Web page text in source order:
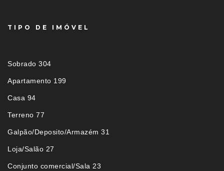
TIPO DE IMÓVEL
Sobrado 304
Apartamento 199
Casa 94
Terreno 77
Galpão/Deposito/Armazém 31
Loja/Salão 27
Conjunto comercial/Sala 23